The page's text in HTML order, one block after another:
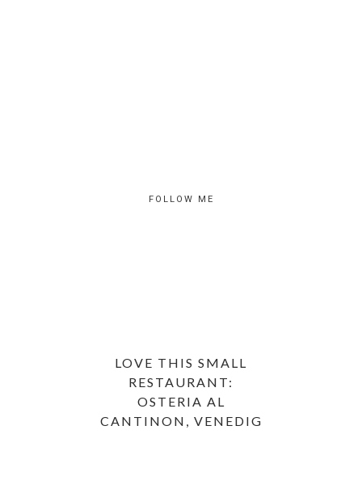
FOLLOW ME
LOVE THIS SMALL
RESTAURANT:
OSTERIA AL
CANTINON, VENEDIG